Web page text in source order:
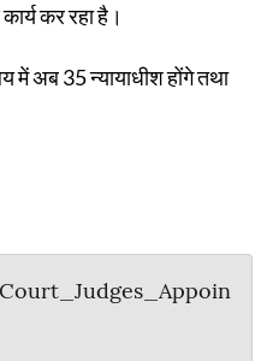
कर रहा है।
में अब 35 न्यायाधीश होंगे तथा